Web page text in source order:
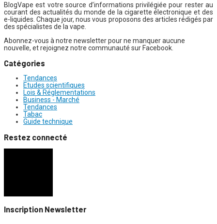
BlogVape est votre source d’informations privilégiée pour rester au
courant des actualités du monde de la cigarette électronique et des
e-liquides. Chaque jour, nous vous proposons des articles rédigés par
des spécialistes de la vape.
Abonnez-vous à notre newsletter pour ne manquer aucune
nouvelle, et rejoignez notre communauté sur Facebook.
Catégories
Tendances
Etudes scientifiques
Lois & Réglementations
Business - Marché
Tendances
Tabac
Guide technique
Restez connecté
Inscription Newsletter